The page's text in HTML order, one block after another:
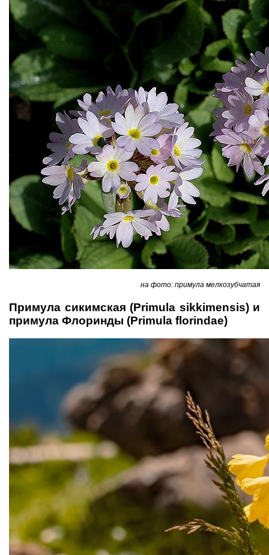
на фото: примула мелкозубчатая
Примула сикимская (Primula sikkimensis) и
примула Флоринды (Primula florindae)